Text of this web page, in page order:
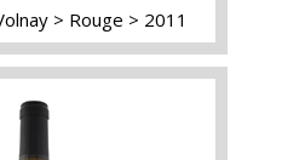
Rouge 2011